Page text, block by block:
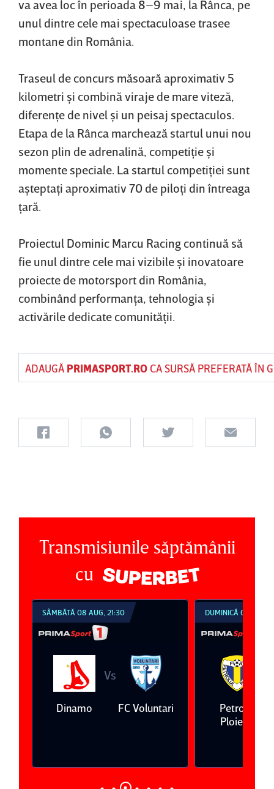
va avea loc în perioada 8–9 mai, la Rânca, pe
unul dintre cele mai spectaculoase trasee
montane din România.
Traseul de concurs măsoară aproximativ 5
kilometri şi combină viraje de mare viteză,
diferenţe de nivel şi un peisaj spectaculos.
Etapa de la Rânca marchează startul unui nou
sezon plin de adrenalină, competiţie şi
momente speciale. La startul competiţiei sunt
aşteptaţi aproximativ 70 de piloţi din întreaga
ţară.
Proiectul Dominic Marcu Racing continuă să
fie unul dintre cele mai vizibile şi inovatoare
proiecte de motorsport din România,
combinând performanţa, tehnologia şi
activările dedicate comunităţii.
ADAUGĂ PRIMASPORT.ROCA SURSĂ PREFERATĂ ÎN
Transmisiunile săptămânii
cu
SÂMBĂTĂ 08 AUG, 21:30
Dinamo
Vs
FC Voluntari
DUMINICĂ 09 AUG,
Petrolul
Ploieşti